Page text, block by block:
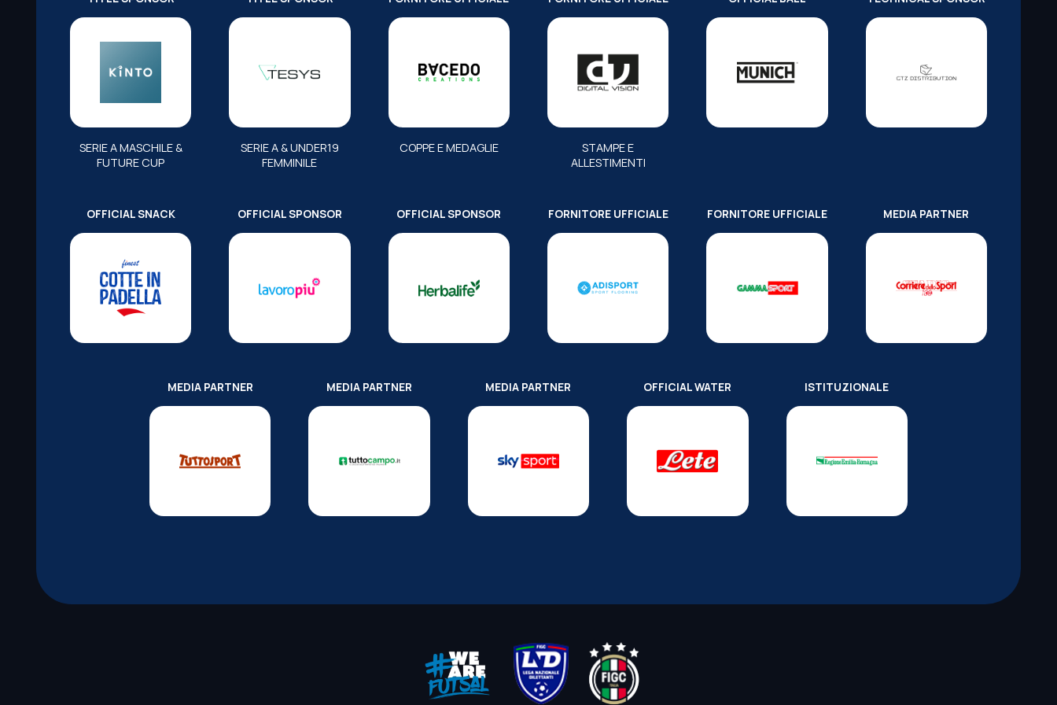
SERIE A MASCHILE &
FUTURE CUP
SERIE A & UNDER19
FEMMINILE
COPPE E MEDAGLIE
STAMPE E
ALLESTIMENTI
OFFICIAL SNACK OFFICIAL SPONSOR OFFICIAL SPONSOR FORNITORE UFFICIALE FORNITORE UFFICIALE MEDIA PARTNER
MEDIA PARTNER MEDIA PARTNER MEDIA PARTNER OFFICIAL WATER ISTITUZIONALE